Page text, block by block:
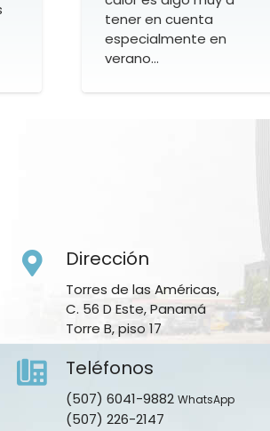
tener en cuenta
especialmente en
verano…
Dirección
Torres de las Américas,
C. 56 D Este, Panamá
Torre B, piso 17
Teléfonos
(507) 6041-9882 WhatsApp
(507) 226-2147